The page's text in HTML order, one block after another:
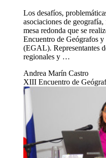
Los desafíos,
asociaciones de
mesa redonda que se
Encuentro de Geógrafos
(EGAL). Representantes
regionales y …
Andrea Marín Castro
XIII Encuentro de